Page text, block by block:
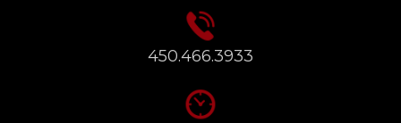
450.466.3933